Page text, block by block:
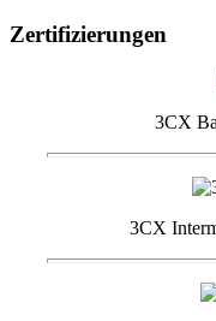
Zertifizierungen
3CX
3CX